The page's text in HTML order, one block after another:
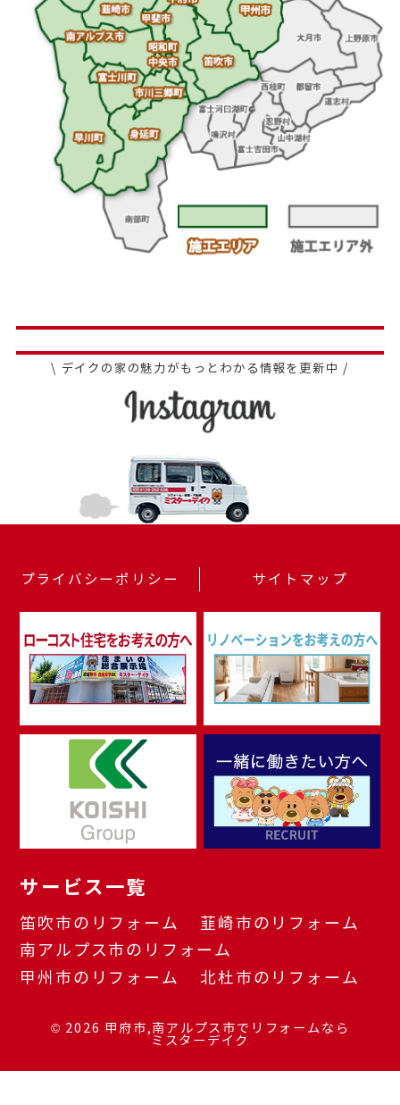
\ デイクの家の魅力がもっとわかる情報を更新中 /
プライバシーポリシー サイトマップ
サービス一覧
笛吹市のリフォーム
韮崎市のリフォーム
南アルプス市のリフォーム
甲州市のリフォーム
北杜市のリフォーム
© 2026 甲府市,南アルプス市でリフォームなら
ミスターデイク